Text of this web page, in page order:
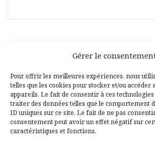
Gérer le
Pour offrir les meilleures expériences, nous
telles que les cookies pour stocker et/ou
appareils. Le fait de consentir à ces
traiter des données telles que le comportement
ID uniques sur ce site. Le fait de ne pas
consentement peut avoir un effet négatif sur
caractéristiques et fonctions.
Facebook
Pinterest